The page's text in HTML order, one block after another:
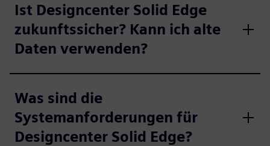
Ist Designcenter Solid Edge
zukunftssicher? Kann ich alte
Daten verwenden?
Was sind die
Systemanforderungen für
Designcenter Solid Edge?